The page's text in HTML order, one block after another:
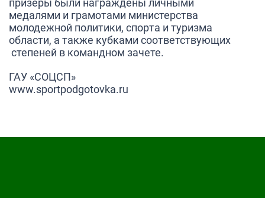
призеры были награждены личными
медалями и грамотами министерства
молодежной политики, спорта и туризма
области, а также кубками соответствующих
степеней в командном зачете.
ГАУ «СОЦСП»
www.sportpodgotovka.ru